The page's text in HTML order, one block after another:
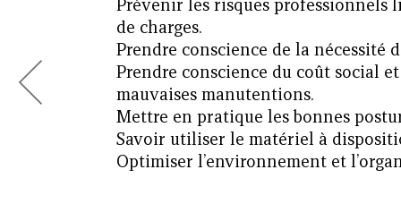
de charges.
Prendre conscience de la nécessité
Prendre conscience du coût social
mauvaises manutentions.
Mettre en pratique les bonnes
Savoir utiliser le matériel à
Optimiser l’environnement et